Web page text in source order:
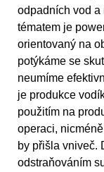
odpadních vod a
tématem je
orientovaný na
potýkáme se
neumíme
je produkce
použitím na
operaci,
by přišla vniveč.
odstraňováním